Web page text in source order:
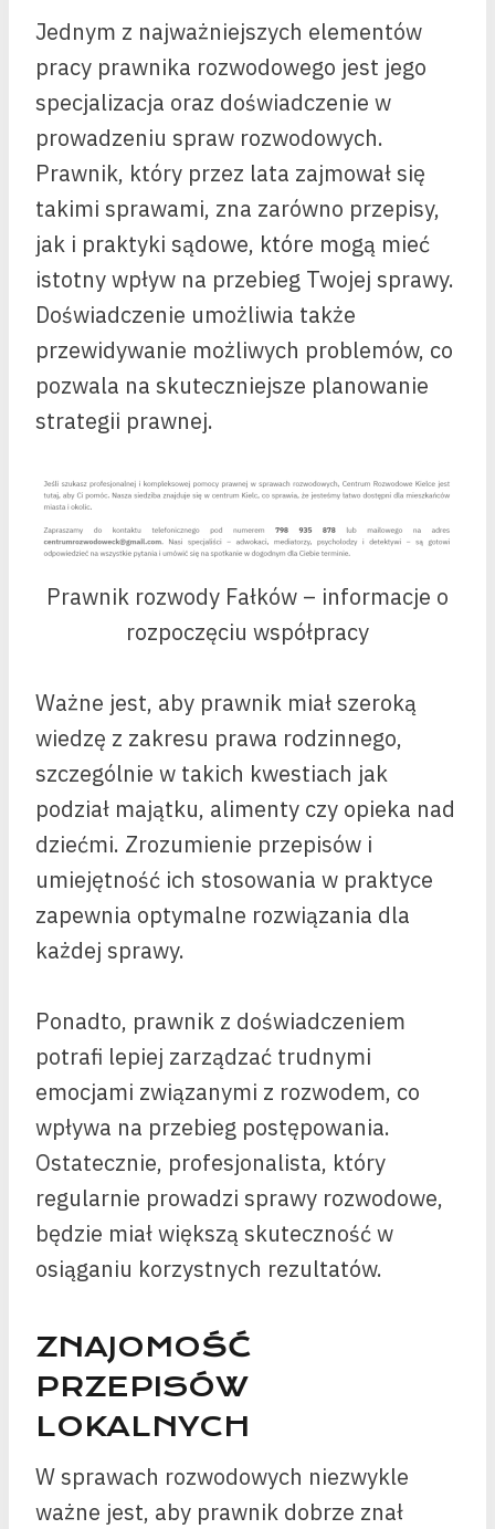
Jednym z najważniejszych elementów
pracy prawnika rozwodowego jest jego
specjalizacja oraz doświadczenie w
prowadzeniu spraw rozwodowych.
Prawnik, który przez lata zajmował się
takimi sprawami, zna zarówno przepisy,
jak i praktyki sądowe, które mogą mieć
istotny wpływ na przebieg Twojej sprawy.
Doświadczenie umożliwia także
przewidywanie możliwych problemów, co
pozwala na skuteczniejsze planowanie
strategii prawnej.
Prawnik rozwody Fałków – informacje o
rozpoczęciu współpracy
Ważne jest, aby prawnik miał szeroką
wiedzę z zakresu prawa rodzinnego,
szczególnie w takich kwestiach jak
podział majątku, alimenty czy opieka nad
dziećmi. Zrozumienie przepisów i
umiejętność ich stosowania w praktyce
zapewnia optymalne rozwiązania dla
każdej sprawy.
Ponadto, prawnik z doświadczeniem
potrafi lepiej zarządzać trudnymi
emocjami związanymi z rozwodem, co
wpływa na przebieg postępowania.
Ostatecznie, profesjonalista, który
regularnie prowadzi sprawy rozwodowe,
będzie miał większą skuteczność w
osiąganiu korzystnych rezultatów.
ZNAJOMOŚĆ
PRZEPISÓW
LOKALNYCH
W sprawach rozwodowych niezwykle
ważne jest, aby prawnik dobrze znał